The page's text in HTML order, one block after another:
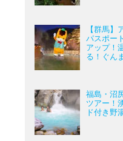
【群馬】
パスポー
アップ！
る！ぐん
福島・沼
ツアー！
ド付き野